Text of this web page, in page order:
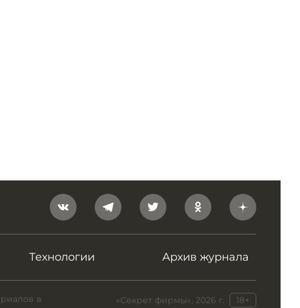
Технологии Архив журнала
«Секрет фирмы», 2026 г. 18+
в